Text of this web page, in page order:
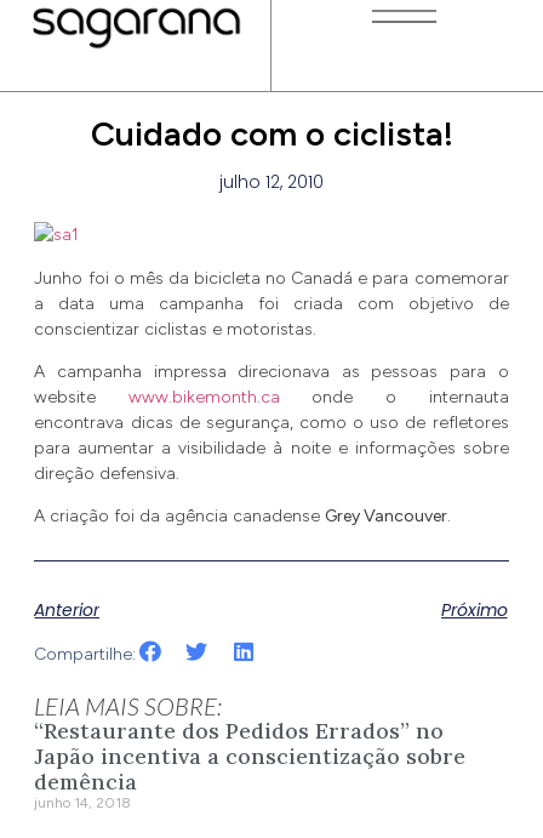
Cuidado com o ciclista!
julho 12, 2010
Junho foi o mês da bicicleta no Canadá e para comemorar
a data uma campanha foi criada com objetivo de
conscientizar ciclistas e motoristas.
A campanha impressa direcionava as pessoas para o
website www.bikemonth.ca onde o internauta
encontrava dicas de segurança, como o uso de refletores
para aumentar a visibilidade à noite e informações sobre
direção defensiva.
A criação foi da agência canadense Grey Vancouver.
Anterior Próximo
Compartilhe:
LEIA MAIS SOBRE:
“Restaurante dos Pedidos Errados” no
Japão incentiva a conscientização sobre
demência
junho 14, 2018